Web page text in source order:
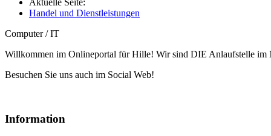
Aktuelle Seite:
Handel und Dienstleistungen
Computer / IT
Willkommen im Onlineportal für Hille! Wir sind DIE Anlaufstelle im
Besuchen Sie uns auch im Social Web!
Information